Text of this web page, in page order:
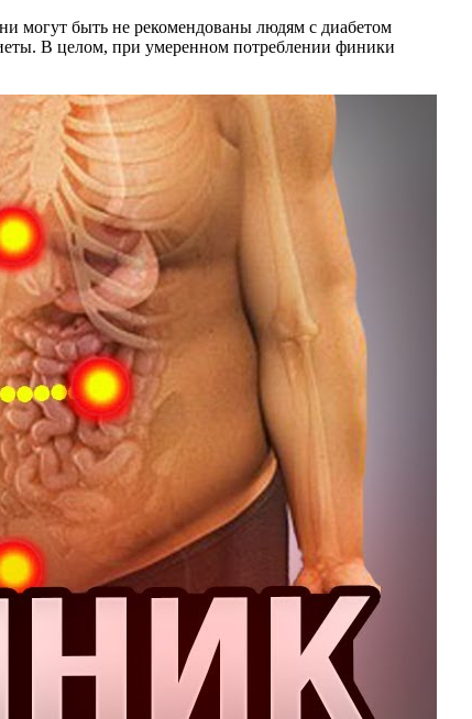
могут быть не рекомендованы людям с диабетом
В целом, при умеренном потреблении финики